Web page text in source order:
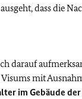
dass die
darauf
mit
im Gebäude